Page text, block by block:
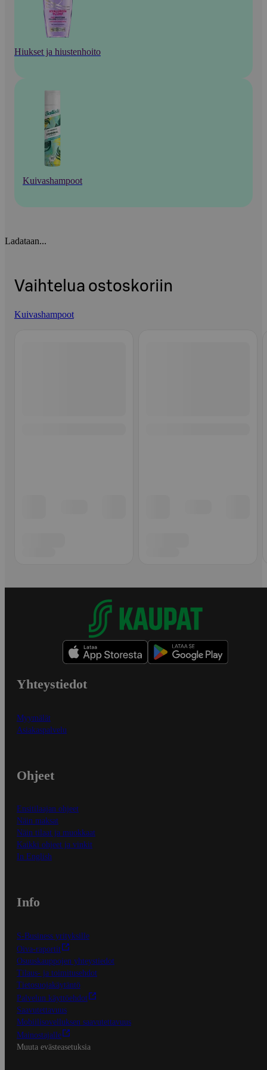
Hiukset ja hiustenhoito
Kuivashampoot
Ladataan...
Vaihtelua ostoskoriin
Kuivashampoot
Yhteystiedot
Myymälät
Asiakaspalvelu
Ohjeet
Ensitilaajan ohjeet
Näin maksat
Näin tilaat ja muokkaat
Kaikki ohjeet ja vinkit
In English
Info
S-Business yrityksille
Oiva-raportit
Osuuskauppojen yhteystiedot
Tilaus- ja toimitusehdot
Tietosuojakäytäntö
Palvelun käyttöehdot
Saavutettavuus
Mobiilisovelluksen saavutettavuus
Mainostajalle
Muuta evästeasetuksia